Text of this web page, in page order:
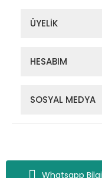
Whatsapp Bilgi
ÜYELİK
HESABIM
SOSYAL MEDYA